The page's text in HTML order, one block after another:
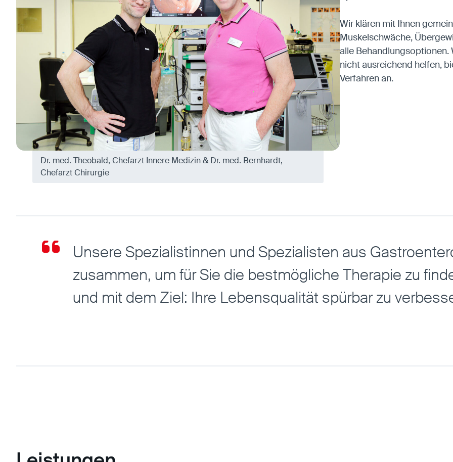
Wir klären mit Ihnen
Muskelschwäche,
alle
nicht ausreichend helfen,
Verfahren an.
Dr. med. Theobald, Chefarzt Innere Medizin & Dr. med. Bernhardt,
Chefarzt Chirurgie
Unsere Spezialistinnen und Spezialisten aus
zusammen, um für Sie die bestmögliche Therapie zu
und mit dem Ziel: Ihre Lebensqualität spürbar zu